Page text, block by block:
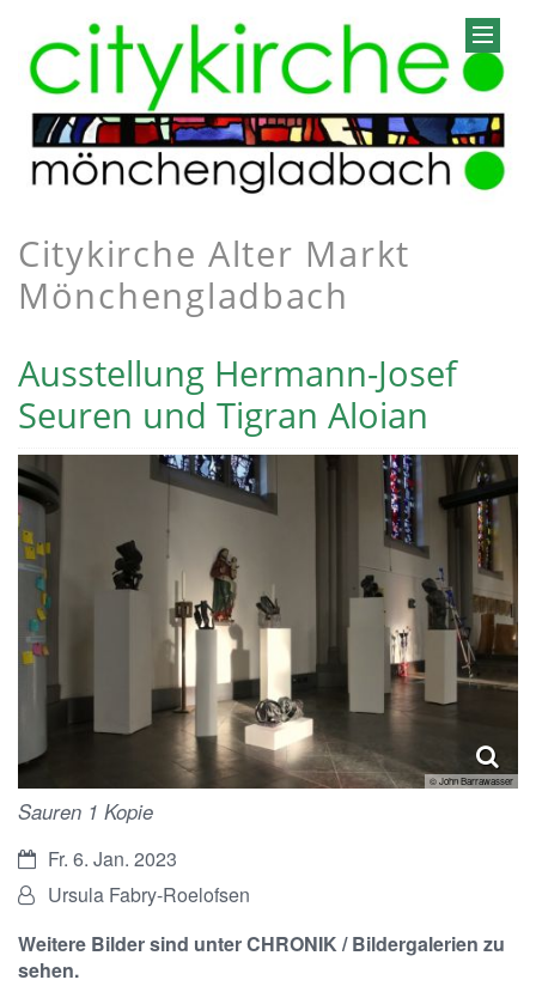
Citykirche Alter Markt
Mönchengladbach
Ausstellung Hermann-Josef
Seuren und Tigran Aloian
© John Barrawasser
Sauren 1 Kopie
Datum:Fr. 6. Jan. 2023
Von:Ursula Fabry-Roelofsen
Weitere Bilder sind unter CHRONIK / Bildergalerien zu
sehen.